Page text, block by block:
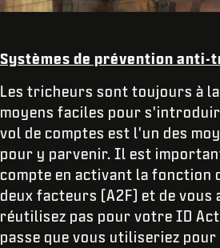
Systèmes de prévention anti-
Les tricheurs sont toujours à
moyens faciles pour
vol de comptes est l'un des
pour y parvenir. Il est
compte en activant la fonction
deux facteurs (A2F) et de vous
réutilisez pas pour votre ID
passe que vous utiliseriez